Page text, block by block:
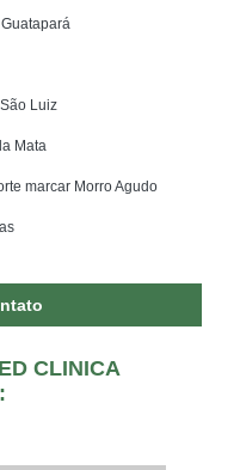
Luiz
Mata
marcar Morro Agudo
CLINICA